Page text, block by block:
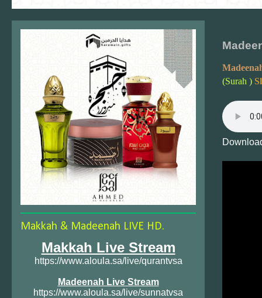
(Surah )
Makkah & Madeenah LIVE HD.
Makkah Live Stream
https://www.aloula.sa/live/qurantvsa
Madeenah Live Stream
https://www.aloula.sa/live/sunnatvsa